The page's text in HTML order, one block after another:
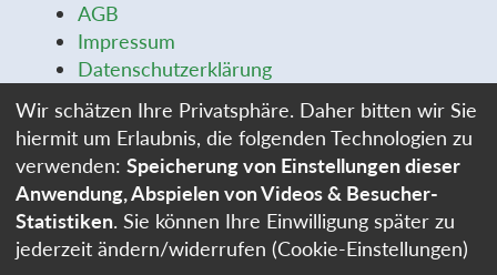
AGB
Impressum
Datenschutzerklärung
Widerrufsformular
Stellenangebote
Cookie-Einstellungen
Wir schätzen Ihre Privatsphäre. Daher bitten wir Sie
hiermit um Erlaubnis, die folgenden Technologien zu
verwenden: Speicherung von Einstellungen dieser
Anwendung, Abspielen von Videos & Besucher-
Statistiken. Sie können Ihre Einwilligung später zu
jederzeit ändern/widerrufen (Cookie-Einstellungen)